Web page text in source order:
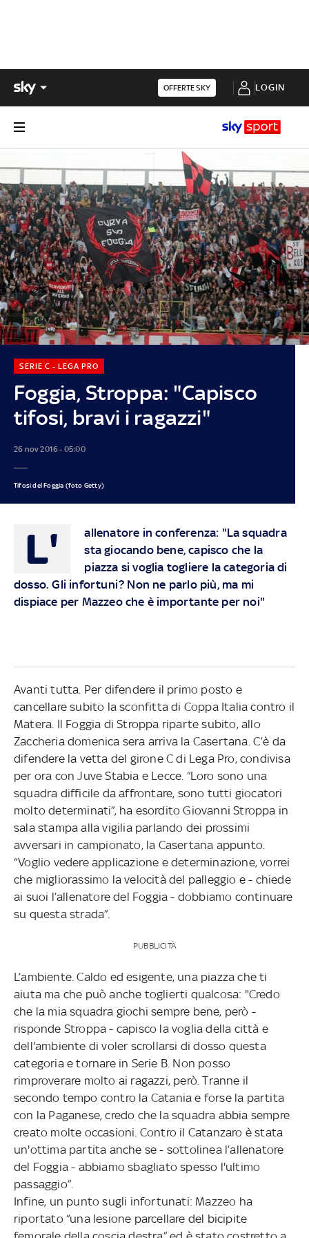
OFFERTE SKY LOGIN
Foggia, Stroppa: "Capisco
tifosi, bravi i ragazzi"
SERIE C - LEGA PRO
26 nov 2016 - 05:00
Tifosi del Foggia (foto Getty)
L'
allenatore in conferenza: "La squadra
sta giocando bene, capisco che la
piazza si voglia togliere la categoria di
dosso. Gli infortuni? Non ne parlo più, ma mi
dispiace per Mazzeo che è importante per noi"
Avanti tutta. Per difendere il primo posto e
cancellare subito la sconfitta di Coppa Italia contro il
Matera. Il Foggia di Stroppa riparte subito, allo
Zaccheria domenica sera arriva la Casertana. C’è da
difendere la vetta del girone C di Lega Pro, condivisa
per ora con Juve Stabia e Lecce. “Loro sono una
squadra difficile da affrontare, sono tutti giocatori
molto determinati”, ha esordito Giovanni Stroppa in
sala stampa alla vigilia parlando dei prossimi
avversari in campionato, la Casertana appunto.
“Voglio vedere applicazione e determinazione, vorrei
che migliorassimo la velocità del palleggio e - chiede
ai suoi l’allenatore del Foggia - dobbiamo continuare
su questa strada”.
PUBBLICITÀ
L’ambiente. Caldo ed esigente, una piazza che ti
aiuta ma che può anche toglierti qualcosa: "Credo
che la mia squadra giochi sempre bene, però -
risponde Stroppa - capisco la voglia della città e
dell'ambiente di voler scrollarsi di dosso questa
categoria e tornare in Serie B. Non posso
rimproverare molto ai ragazzi, però. Tranne il
secondo tempo contro la Catania e forse la partita
con la Paganese, credo che la squadra abbia sempre
creato molte occasioni. Contro il Catanzaro è stata
un'ottima partita anche se - sottolinea l’allenatore
del Foggia - abbiamo sbagliato spesso l'ultimo
passaggio”.
Infine, un punto sugli infortunati: Mazzeo ha
riportato “una lesione parcellare del bicipite